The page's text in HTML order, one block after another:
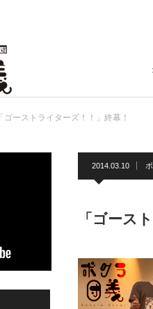
「ゴーストライターズ！！」終幕！
2014.03.10
「ゴース